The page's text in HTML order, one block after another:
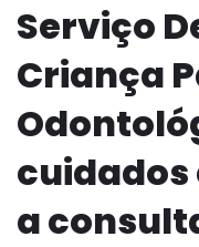
conteúdo
Serviço
Criança
cuidados
a